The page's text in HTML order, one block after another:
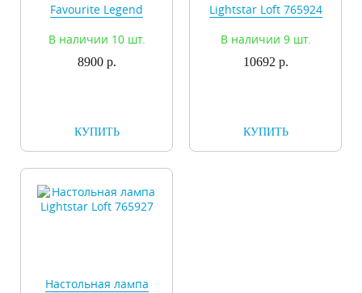
Favourite Legend
В наличии 10 шт.
8900 р.
КУПИТЬ
Lightstar Loft 765924
В наличии 9 шт.
10692 р.
КУПИТЬ
Настольная лампа